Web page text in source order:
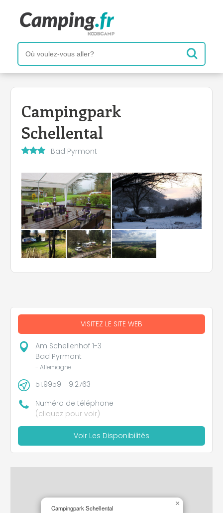
Campingpark
Schellental
Bad Pyrmont
VISITEZ LE SITE WEB
Am Schellenhof 1-3
Bad Pyrmont
- Allemagne
51.9959 - 9.2763
Numéro de téléphone
(cliquez pour voir)
Voir Les Disponibilités
Campingpark Schellental
×